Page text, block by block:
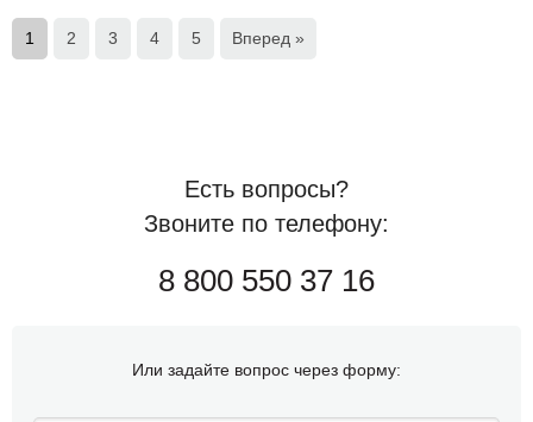
1 2 3 4 5 Вперед »
Есть вопросы?
Звоните по телефону:
8 800 550 37 16
Или задайте вопрос через форму: